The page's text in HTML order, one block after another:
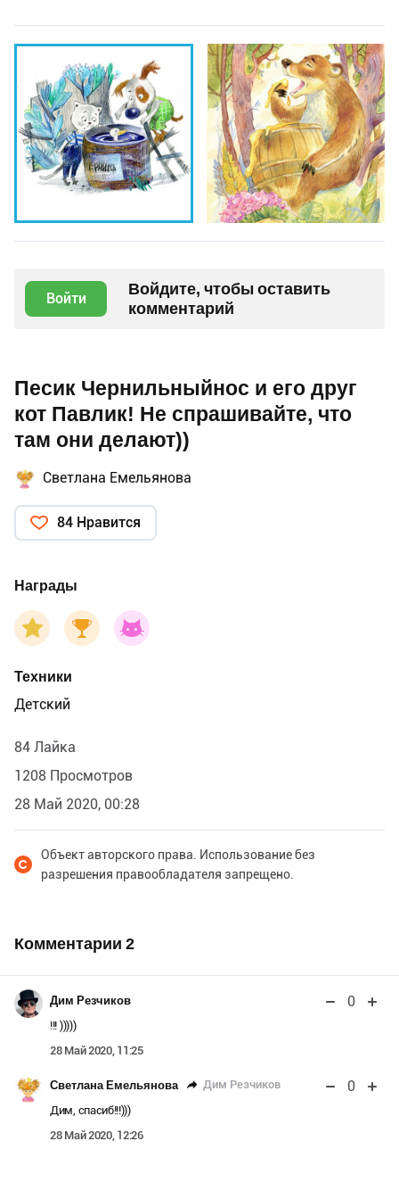
Войти
Войдите, чтобы оставить
комментарий
Песик Чернильныйнос и его друг
кот Павлик! Не спрашивайте, что
там они делают))
Светлана Емельянова
84 Нравится
Награды
Техники
Детский
84 Лайка
1208 Просмотров
28 Май 2020, 00:28
Объект авторского права. Использование без
разрешения правообладателя запрещено.
Комментарии 2
Дим Резчиков 0
!!! )))))
28 Май 2020, 11:25
Светлана Емельянова Дим Резчиков 0
Дим, спасиб!!!)))
28 Май 2020, 12:26